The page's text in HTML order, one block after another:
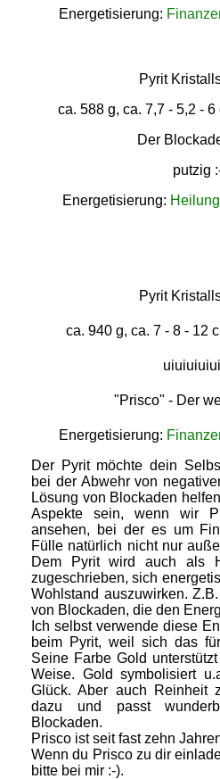
Energetisierung:
Pyrit
ca. 588 g, ca. 7,7 - 5,2 - 6
Der
putzig
Energetisierung:
Pyrit
ca. 940 g, ca. 7 - 8 - 12
"Prisco" - Der
Energetisierung:
Der Pyrit möchte dein
bei der Abwehr von
Lösung von Blockaden
Aspekte sein, wenn wir
ansehen, bei der es um
Fülle natürlich nicht nur
Dem Pyrit wird auch als
zugeschrieben, sich
Wohlstand auszuwirken.
von Blockaden, die den
Ich selbst verwende diese
beim Pyrit, weil sich das
Seine Farbe Gold
Weise. Gold symbolisiert
Glück. Aber auch Reinheit
dazu und passt
Blockaden.
Prisco ist seit fast zehn
Wenn du Prisco zu dir
bitte bei mir :-).